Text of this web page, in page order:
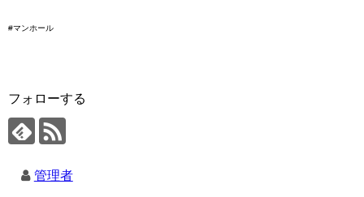
#マンホール
フォローする
管理者